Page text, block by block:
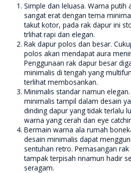
Simple dan leluasa. Warna
sangat erat dengan tema
takut kotor, pada rak dapur ini
trlihat rapi dan elegan.
Rak dapur polos dan besar.
polos akan mendapat aura
Penggunaan rak dapur besar
minimalis di tengah yang
terlihat membosankan.
Minimalis standar namun
minimalis tampil dalam desain
dinding dapur yang tidak terlalu
warna yang cerah dan eye
Bermain warna ala rumah
desain minimalis dapat
sentuhan retro. Pemasangan
tampak terpisah nnamun hadir
seragam.